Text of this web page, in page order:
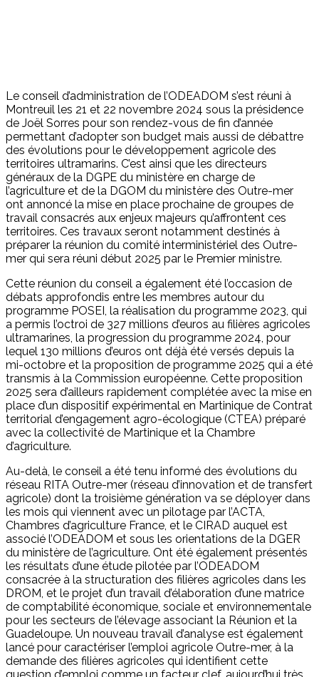
Le conseil d’administration de l’ODEADOM s’est réuni à
Montreuil les 21 et 22 novembre 2024 sous la présidence
de Joël Sorres pour son rendez-vous de fin d’année
permettant d’adopter son budget mais aussi de débattre
des évolutions pour le développement agricole des
territoires ultramarins. C’est ainsi que les directeurs
généraux de la DGPE du ministère en charge de
l’agriculture et de la DGOM du ministère des Outre-mer
ont annoncé la mise en place prochaine de groupes de
travail consacrés aux enjeux majeurs qu’affrontent ces
territoires. Ces travaux seront notamment destinés à
préparer la réunion du comité interministériel des Outre-
mer qui sera réuni début 2025 par le Premier ministre.
Cette réunion du conseil a également été l’occasion de
débats approfondis entre les membres autour du
programme POSEI, la réalisation du programme 2023, qui
a permis l’octroi de 327 millions d’euros au filières agricoles
ultramarines, la progression du programme 2024, pour
lequel 130 millions d’euros ont déjà été versés depuis la
mi-octobre et la proposition de programme 2025 qui a été
transmis à la Commission européenne. Cette proposition
2025 sera d’ailleurs rapidement complétée avec la mise en
place d’un dispositif expérimental en Martinique de Contrat
territorial d’engagement agro-écologique (CTEA) préparé
avec la collectivité de Martinique et la Chambre
d’agriculture.
Au-delà, le conseil a été tenu informé des évolutions du
réseau RITA Outre-mer (réseau d’innovation et de transfert
agricole) dont la troisième génération va se déployer dans
les mois qui viennent avec un pilotage par l’ACTA,
Chambres d’agriculture France, et le CIRAD auquel est
associé l’ODEADOM et sous les orientations de la DGER
du ministère de l’agriculture. Ont été également présentés
les résultats d’une étude pilotée par l’ODEADOM
consacrée à la structuration des filières agricoles dans les
DROM, et le projet d’un travail d’élaboration d’une matrice
de comptabilité économique, sociale et environnementale
pour les secteurs de l’élevage associant la Réunion et la
Guadeloupe. Un nouveau travail d’analyse est également
lancé pour caractériser l’emploi agricole Outre-mer, à la
demande des filières agricoles qui identifient cette